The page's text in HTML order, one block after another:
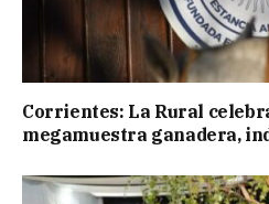
Corrientes: La Rural
megamuestra ganadera,